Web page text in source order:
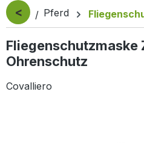
< Pferd
Fliegenschutzmaske
Ohrenschutz
Covalliero